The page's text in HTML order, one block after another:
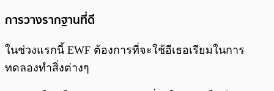
การวางรากฐานที่ดี
ในช่วงแรกนี้ EWF ต้องการที่จะใช้อีเธอเรียมในการ
ทดลองทำสิ่งต่างๆ